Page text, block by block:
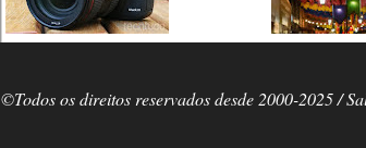
©Todos os direitos reservados desde 2000-2025 /